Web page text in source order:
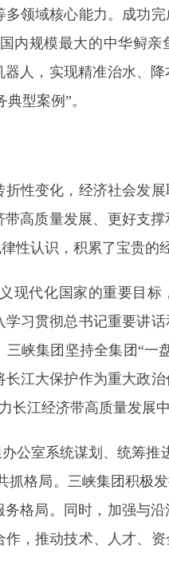
领域核心能力。成功
内规模最大的中华鲟亲
人，实现精准治水、
型案例”。
性变化，经济社会发
高质量发展、更好支
性认识，积累了宝贵的
现代化国家的重要目标
习贯彻总书记重要讲
峡集团坚持全集团“一
江大保护作为重大政
长江经济带高质量发展
公室系统谋划、统筹推
格局。三峡集团积极
格局。同时，加强与
，推动技术、人才、